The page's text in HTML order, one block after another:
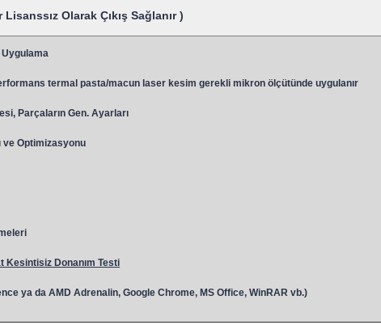
Olarak Çıkış Sağlanır )
termal pasta/macun laser kesim gerekli mikron ölçütünde uygulanır
Parçaların Gen. Ayarları
ve Optimizasyonu
Kesintisiz Donanım Testi
ya da AMD Adrenalin, Google Chrome, MS Office, WinRAR vb.)